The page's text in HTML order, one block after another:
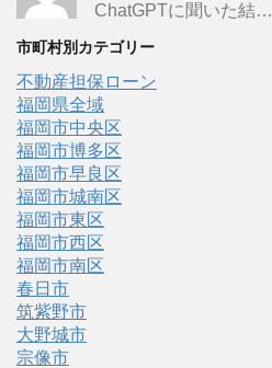
ChatGPTに聞いた結…
市町村別カテゴリー
不動産担保ローン
福岡県全域
福岡市中央区
福岡市博多区
福岡市早良区
福岡市城南区
福岡市東区
福岡市西区
福岡市南区
春日市
筑紫野市
大野城市
宗像市